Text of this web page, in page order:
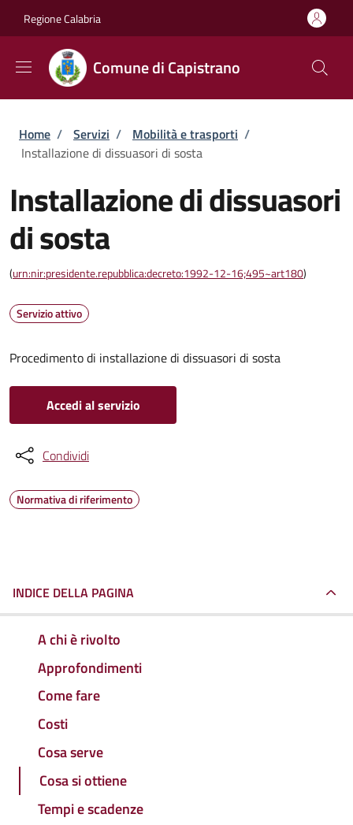
Regione Calabria
Comune di Capistrano
Briciole di pane
Home / Servizi / Mobilità e trasporti /
Installazione di dissuasori di sosta
Installazione di dissuasori
di sosta
(urn:nir:presidente.repubblica:decreto:1992-12-16;495~art180)
Servizio attivo
Procedimento di installazione di dissuasori di sosta
Accedi al servizio
Condividi
Normativa di riferimento
INDICE DELLA PAGINA
A chi è rivolto
Approfondimenti
Come fare
Costi
Cosa serve
Cosa si ottiene
Tempi e scadenze